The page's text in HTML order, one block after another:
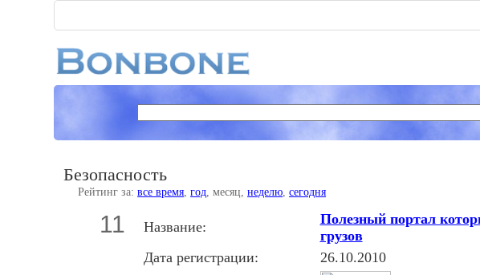
Безопасность
Рейтинг за:все время,год, месяц,неделю,сегодня
11 Название:
Полезный портал
грузов
Дата регистрации:
26.10.2010